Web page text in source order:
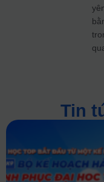
Tin